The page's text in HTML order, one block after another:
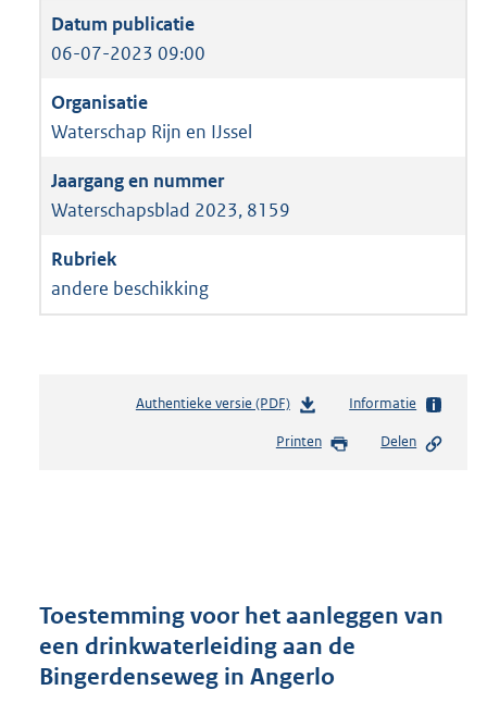
06-07-2023 09:00
Waterschap Rijn en IJssel
Waterschapsblad 2023, 8159
andere beschikking
Authentieke versie (PDF)b
s
r
o
t
Informatie
Printen Delen
Toestemming voor het aanleggen van
een drinkwaterleiding aan de
Bingerdenseweg in Angerlo